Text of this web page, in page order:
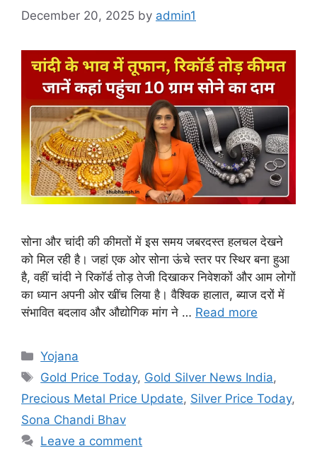
December 20, 2025 by admin1
सोना और चांदी की कीमतों में इस समय जबरदस्त हलचल देखने
को मिल रही है। जहां एक ओर सोना ऊंचे स्तर पर स्थिर बना हुआ
है, वहीं चांदी ने रिकॉर्ड तोड़ तेजी दिखाकर निवेशकों और आम लोगों
का ध्यान अपनी ओर खींच लिया है। वैश्विक हालात, ब्याज दरों में
संभावित बदलाव और औद्योगिक मांग ने … Read more
Categories
Yojana
Tags
Gold Price Today, Gold Silver News India,
Precious Metal Price Update, Silver Price Today,
Sona Chandi Bhav
Leave a comment